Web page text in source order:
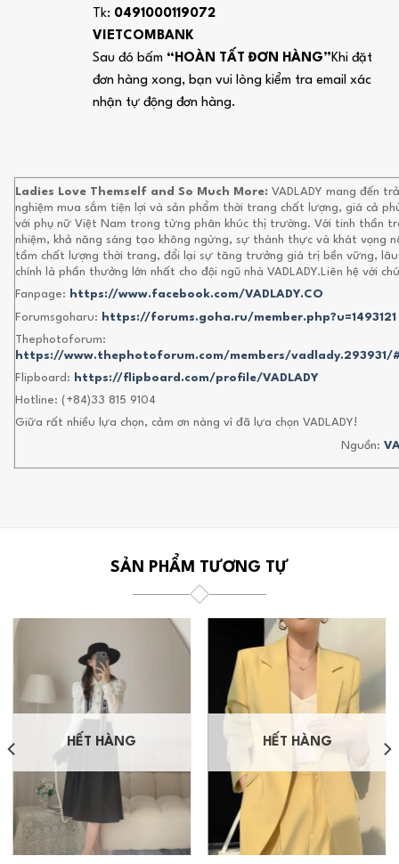
Tk: 0491000119072
VIETCOMBANK
Sau đó bấm “HOÀN TẤT ĐƠN HÀNG”Khi đặt
đơn hàng xong, bạn vui lòng kiểm tra email xác
nhận tự động đơn hàng.
Ladies Love Themself and So Much More: VADLADY mang đến
nghiệm mua sắm tiện lợi và sản phẩm thời trang chất lượng, giá cả
với phụ nữ Việt Nam trong từng phân khúc thị trường. Với tinh thần
nhiệm, khả năng sáng tạo không ngừng, sự thành thực và khát vọng
tầm chất lượng thời trang, đổi lại sự tăng trưởng giá trị bền vững,
chính là phần thưởng lớn nhất cho đội ngũ nhà VADLADY.Liên hệ với
Fanpage:
https://www.facebook.com/VADLADY.CO
Forumsgoharu:
https://forums.goha.ru/member.php?u=1493121
Thephotoforum:
https://www.thephotoforum.com/members/vadlady.293931/
Flipboard:
https://flipboard.com/profile/VADLADY
Hotline: (+84)33 815 9104
Giữa rất nhiều lựa chọn, cảm ơn nàng vì đã lựa chọn VADLADY!
Nguồn:
SẢN PHẨM TƯƠNG TỰ
HẾT HÀNG HẾT HÀNG